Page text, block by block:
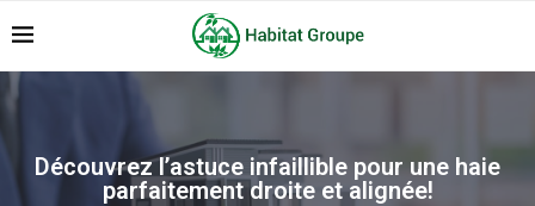
Découvrez l’astuce infaillible pour une haie
parfaitement droite et alignée!